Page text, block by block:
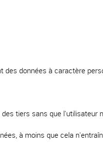
données à caractère
tiers sans que
à moins que cela